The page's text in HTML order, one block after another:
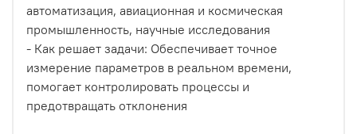
автоматизация, авиационная и космическая
промышленность, научные исследования
- Как решает задачи: Обеспечивает точное
измерение параметров в реальном времени,
помогает контролировать процессы и
предотвращать отклонения